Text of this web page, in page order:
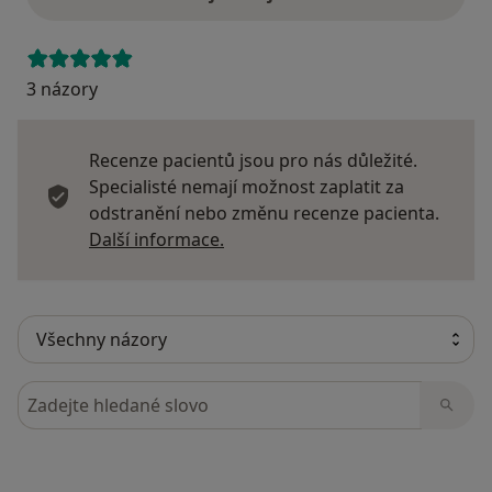
3 názory
Recenze pacientů jsou pro nás důležité.
Specialisté nemají možnost zaplatit za
odstranění nebo změnu recenze pacienta.
Další informace.
Hledejte v názorech